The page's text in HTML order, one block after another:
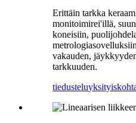
Erittäin tarkka
monitoimirei'illä,
koneisiin,
vakauden,
tarkkuuden.
tiedustelu